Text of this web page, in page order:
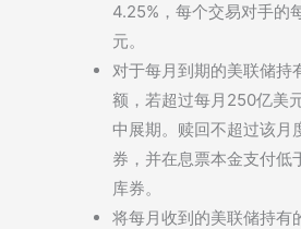
4.25%，每个交易对手的
元。
对于每月到期的美联储持
额，若超过每月250亿美
中展期。赎回不超过该月
券，并在息票本金支付低
库券。
将每月收到的美联储持有